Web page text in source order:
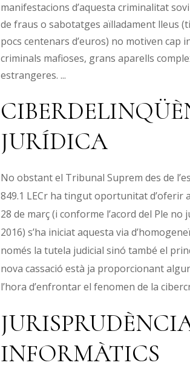
manifestacions d’aquesta criminalitat
de fraus o sabotatges aïlladament lleus
pocs centenars d’euros) no motiven cap
criminals mafioses, grans aparells
estrangeres.
JURÍDICA
No obstant el Tribunal Suprem des de
849.1 LECr ha tingut oportunitat d’oferir
28 de març (i conforme l’acord del Ple
2016) s’ha iniciat aquesta via
només la tutela judicial sinó també el
nova cassació està ja proporcionant
l’hora d’enfrontar el fenomen de la
INFORMÀTICS